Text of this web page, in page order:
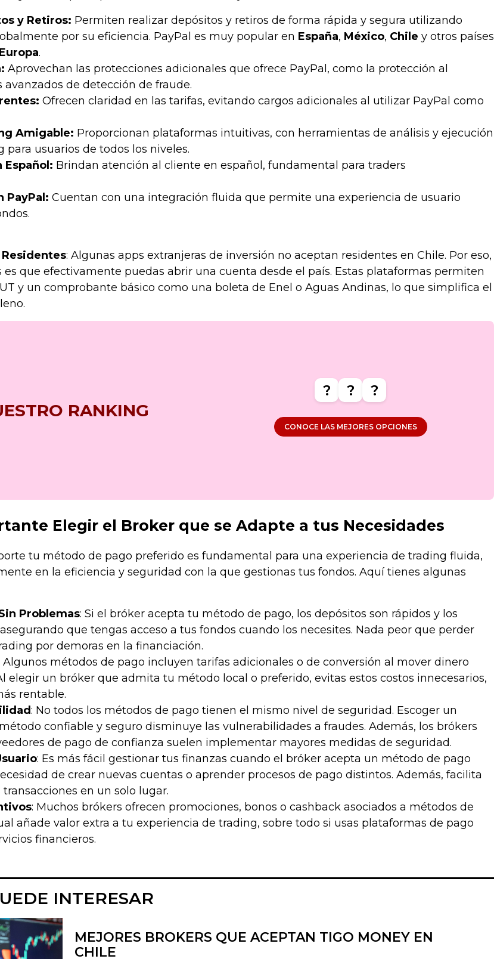
y Retiros: Permiten realizar depósitos y retiros de forma rápida y segura utilizando
por su eficiencia. PayPal es muy popular en España, México, Chile y otros países
Europa.
Aprovechan las protecciones adicionales que ofrece PayPal, como la protección al
de detección de fraude.
Ofrecen claridad en las tarifas, evitando cargos adicionales al utilizar PayPal como
Amigable: Proporcionan plataformas intuitivas, con herramientas de análisis y ejecución
usuarios de todos los niveles.
Español: Brindan atención al cliente en español, fundamental para traders
PayPal: Cuentan con una integración fluida que permite una experiencia de usuario
: Algunas apps extranjeras de inversión no aceptan residentes en Chile. Por eso,
es que efectivamente puedas abrir una cuenta desde el país. Estas plataformas permiten
y un comprobante básico como una boleta de Enel o Aguas Andinas, lo que simplifica el
RANKING
? ? ?
CONOCE LAS MEJORES OPCIONES
Elegir el Broker que se Adapte a tus Necesidades
tu método de pago preferido es fundamental para una experiencia de trading fluida,
en la eficiencia y seguridad con la que gestionas tus fondos. Aquí tienes algunas
Problemas: Si el bróker acepta tu método de pago, los depósitos son rápidos y los
que tengas acceso a tus fondos cuando los necesites. Nada peor que perder
por demoras en la financiación.
Algunos métodos de pago incluyen tarifas adicionales o de conversión al mover dinero
elegir un bróker que admita tu método local o preferido, evitas estos costos innecesarios,
rentable.
: No todos los métodos de pago tienen el mismo nivel de seguridad. Escoger un
confiable y seguro disminuye las vulnerabilidades a fraudes. Además, los brókers
de pago de confianza suelen implementar mayores medidas de seguridad.
: Es más fácil gestionar tus finanzas cuando el bróker acepta un método de pago
de crear nuevas cuentas o aprender procesos de pago distintos. Además, facilita
en un solo lugar.
: Muchos brókers ofrecen promociones, bonos o cashback asociados a métodos de
añade valor extra a tu experiencia de trading, sobre todo si usas plataformas de pago
financieros.
INTERESAR
MEJORES BROKERS QUE ACEPTAN TIGO MONEY EN
CHILE